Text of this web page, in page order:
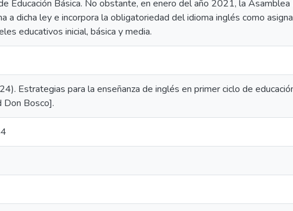
Educación Básica. No obstante, en enero del año 2021, la
a dicha ley e incorpora la obligatoriedad del idioma inglés como
educativos inicial, básica y media.
Estrategias para la enseñanza de inglés en primer ciclo de
Don Bosco].